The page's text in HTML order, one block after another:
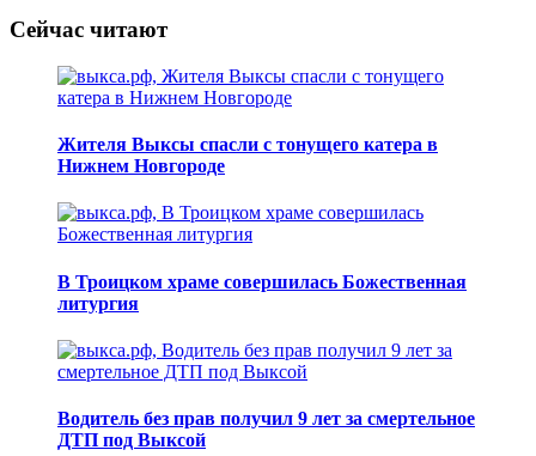
Сейчас читают
Жителя Выксы спасли с тонущего катера в
Нижнем Новгороде
В Троицком храме совершилась Божественная
литургия
Водитель без прав получил 9 лет за смертельное
ДТП под Выксой